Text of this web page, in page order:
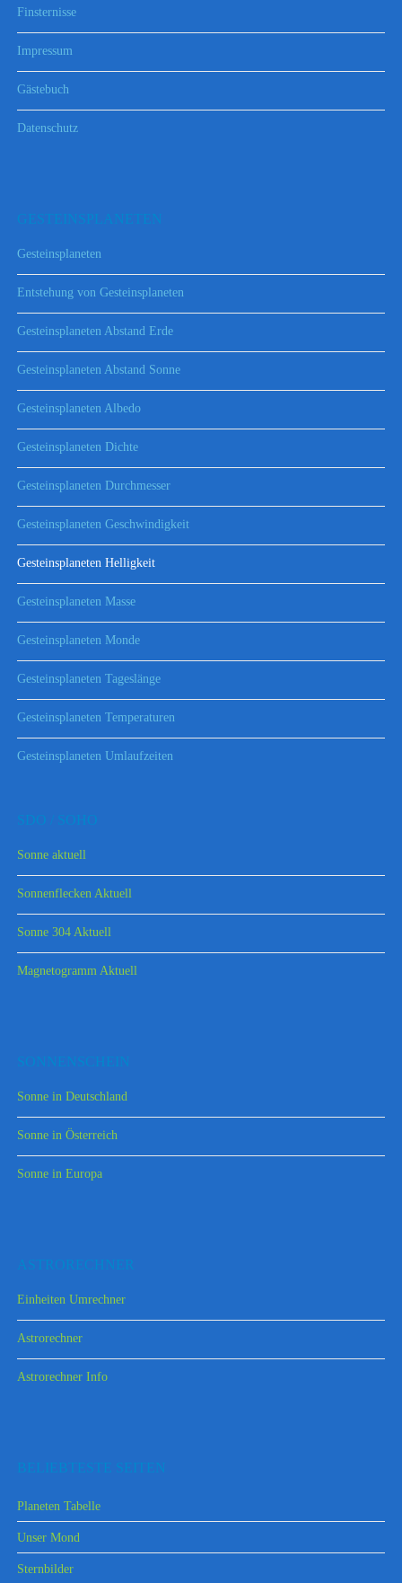
Finsternisse
Impressum
Gästebuch
Datenschutz
GESTEINSPLANETEN
Gesteinsplaneten
Entstehung von Gesteinsplaneten
Gesteinsplaneten Abstand Erde
Gesteinsplaneten Abstand Sonne
Gesteinsplaneten Albedo
Gesteinsplaneten Dichte
Gesteinsplaneten Durchmesser
Gesteinsplaneten Geschwindigkeit
Gesteinsplaneten Helligkeit
Gesteinsplaneten Masse
Gesteinsplaneten Monde
Gesteinsplaneten Tageslänge
Gesteinsplaneten Temperaturen
Gesteinsplaneten Umlaufzeiten
SDO / SOHO
Sonne aktuell
Sonnenflecken Aktuell
Sonne 304 Aktuell
Magnetogramm Aktuell
SONNENSCHEIN
Sonne in Deutschland
Sonne in Österreich
Sonne in Europa
ASTRORECHNER
Einheiten Umrechner
Astrorechner
Astrorechner Info
BELIEBTESTE SEITEN
Planeten Tabelle
Unser Mond
Sternbilder